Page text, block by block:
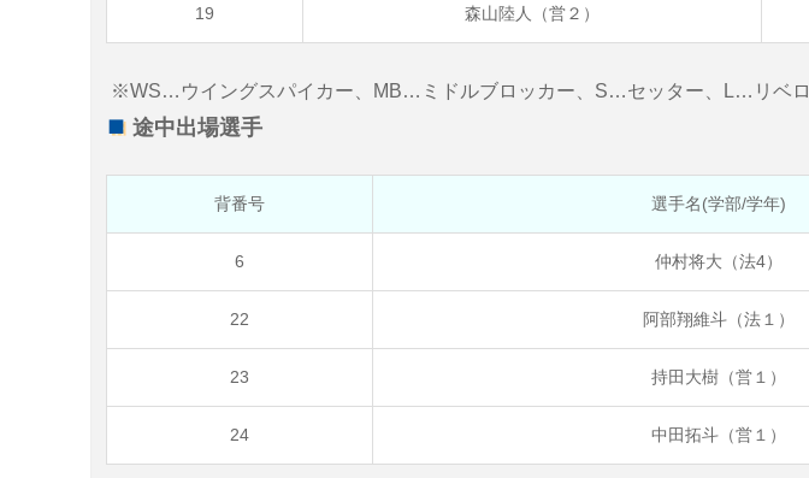
19 森山陸人（営２）
※WS…ウイングスパイカー、MB…ミドルブロッカー、S…セッター、L…リベロ
途中出場選手
背番号 選手名(学部/学年)
6 仲村将大（法4）
22 阿部翔維斗（法１）
23 持田大樹（営１）
24 中田拓斗（営１）